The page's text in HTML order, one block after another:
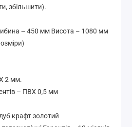
збільшити).
– 450 мм Висота – 1080 мм
2 мм.
– ПВХ 0,5 мм
крафт золотий